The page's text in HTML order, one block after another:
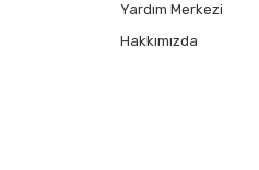
Yardım Merkezi
Hakkımızda